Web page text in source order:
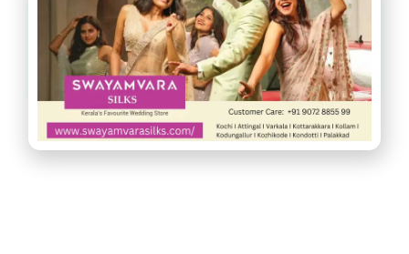
ആറ്റിങ്ങൽ വർക്കല ചിറയിൻകീഴ്
നെടുമങ്ങാട് വാമനപുരം കാട്ടാക്കട
അരുവിക്കര ചുറ്റുവട്ടം ഇൻഫോ